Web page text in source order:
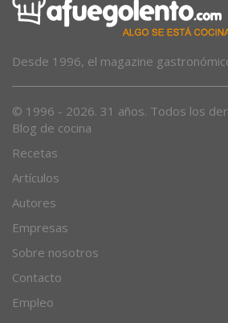
Desde 1996, el magazine
© 1996 - 2026. 31 años. Todos los
Blog de cocina
Recetas
Artículos
Autores
Empresas
Sobre nosotros
Contacto
Empleo